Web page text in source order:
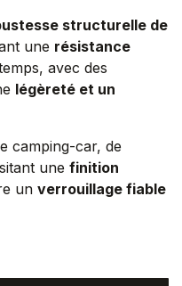
structurelle de
une résistance
avec des
légèreté et un
camping-car, de
une finition
un verrouillage fiable